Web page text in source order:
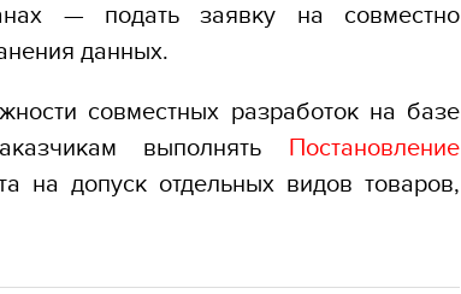
— подать заявку на совместно
данных.
совместных разработок на базе
выполнять Постановление
на допуск отдельных видов товаров,